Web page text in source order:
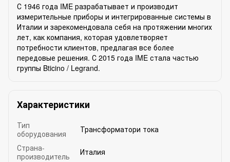
С 1946 года IME разрабатывает и производит
измерительные приборы и интегрированные системы в
Италии и зарекомендовала себя на протяжении многих
лет, как компания, которая удовлетворяет
потребности клиентов, предлагая все более
передовые решения. С 2015 года IME стала частью
группы Bticino / Legrand.
Характеристики
Тип
оборудования
Трансформатори тока
Страна-
производитель
Италия